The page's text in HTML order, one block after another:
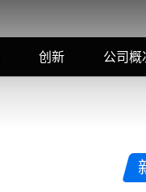
创新 公司概